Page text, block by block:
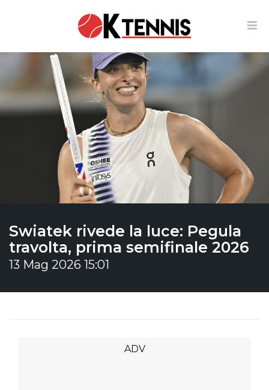
Swiatek rivede la luce: Pegula
travolta, prima semifinale 2026
13 Mag 2026 15:01